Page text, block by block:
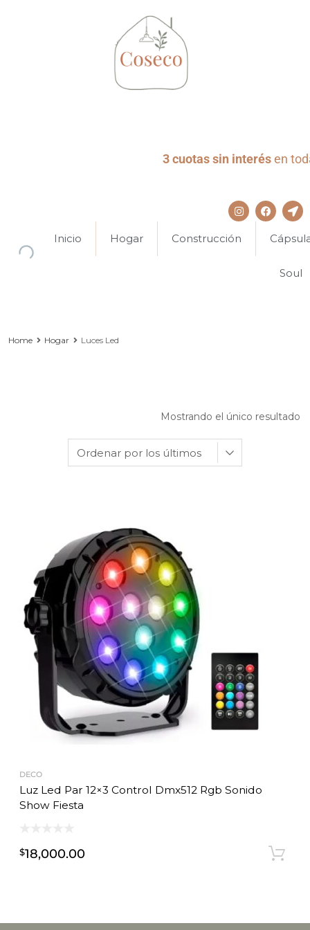
3 cuotas sin interésen
Inicio Hogar Construcción
Soul
Home Hogar Luces Led
Mostrando el único resultado
DECO
Luz Led Par 12×3 Control Dmx512 Rgb Sonido
Show Fiesta
$18,000.00